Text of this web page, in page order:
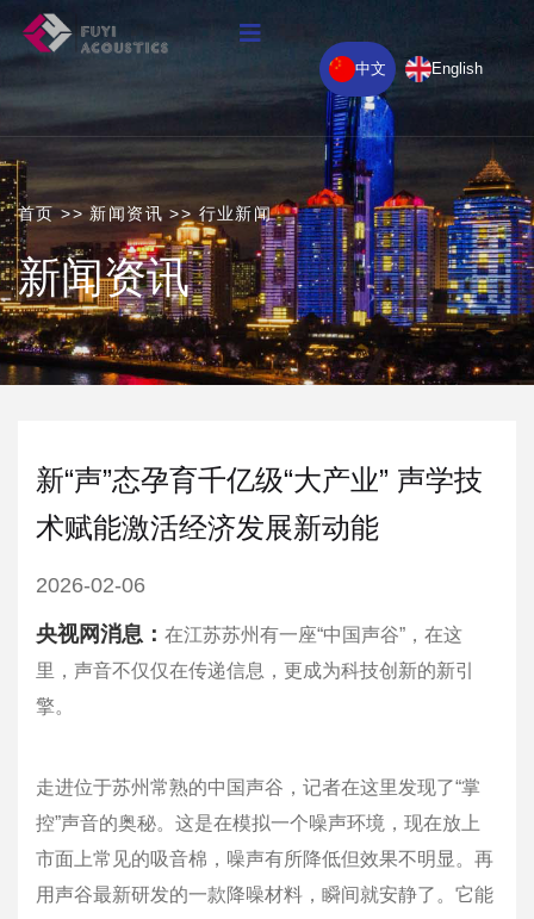
中文 English
首页>>新闻资讯 >> 行业新闻
新闻资讯
新“声”态孕育千亿级“大产业” 声学技
术赋能激活经济发展新动能
2026-02-06
央视网消息： 在江苏苏州有一座“中国声谷”，在这
里，声音不仅仅在传递信息，更成为科技创新的新引
擎。
走进位于苏州常熟的中国声谷，记者在这里发现了“掌
控”声音的奥秘。这是在模拟一个噪声环境，现在放上
市面上常见的吸音棉，噪声有所降低但效果不明显。再
用声谷最新研发的一款降噪材料，瞬间就安静了。它能